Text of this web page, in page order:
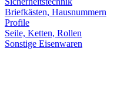
Briefkästen, Hausnummern
Profile
Seile, Ketten, Rollen
Sonstige Eisenwaren